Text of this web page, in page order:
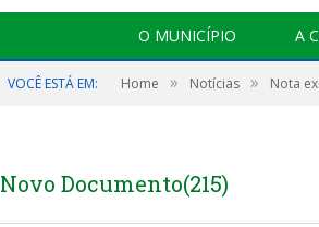
O MUNICÍPIO A
VOCÊ ESTÁ EM: Home » Notícias » Nota
Novo Documento(215)